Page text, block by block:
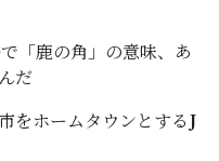
「鹿の角」の意味、あ
だ
をホームタウンとするJ